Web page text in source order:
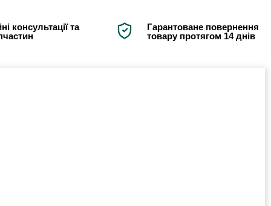
консультації та
Гарантоване повернення
товару протягом 14 днів